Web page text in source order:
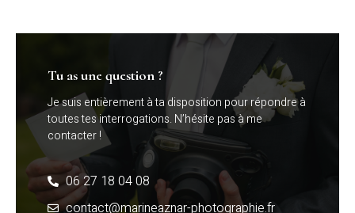
Tu as une question ?
Je suis entièrement à ta disposition pour répondre à
toutes tes interrogations. N’hésite pas à me
contacter !
06 27 18 04 08
contact@marineaznar-photographie.fr